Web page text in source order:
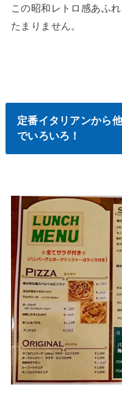
この昭和レトロ感あふ
たまりません。
定番イタリアンから
でいろいろ！